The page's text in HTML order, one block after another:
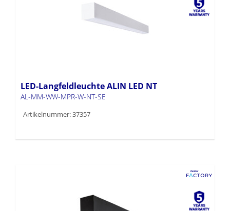
LED-Langfeldleuchte ALIN LED NT
AL-MM-WW-MPR-W-NT-SE
Artikelnummer: 37357